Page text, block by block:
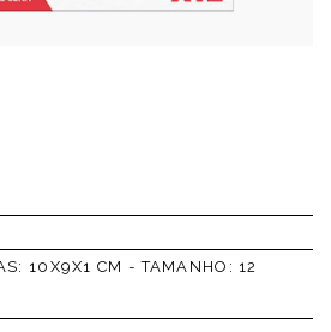
10X9X1 CM - TAMANHO: 12